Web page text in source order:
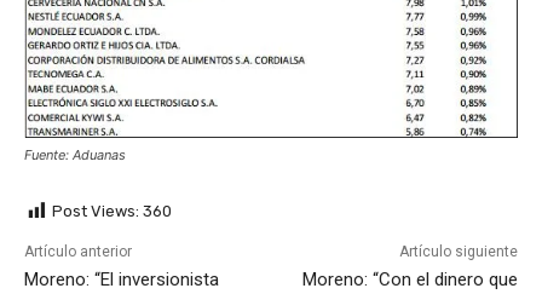
Fuente: Aduanas
Post Views: 360
Artículo anterior
Moreno: “El inversionista
Artículo siguiente
Moreno: “Con el dinero que